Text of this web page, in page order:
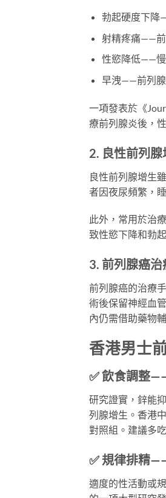
勃起硬度下降
射精疼痛——前
性慾降低——慢
早洩——前列腺
一項發表於《
療前列腺炎後，
2. 良性前列
良性前列腺增生
者因夜尿頻繁，
此外，常用於治
致性慾下降和勃
3. 前列腺癌
前列腺癌的治療
術後保留神經血
內仍需借助藥物
香港男士
✅ 飲食調整
研究證實，鋅能
列腺增生。香港
對照組。建議多
✅ 規律排精
適度的性活動或